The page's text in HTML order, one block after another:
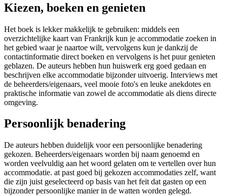
Kiezen, boeken en genieten
Het boek is lekker makkelijk te gebruiken: middels een
overzichtelijke kaart van Frankrijk kun je accommodatie zoeken in
het gebied waar je naartoe wilt, vervolgens kun je dankzij de
contactinformatie direct boeken en vervolgens is het puur genieten
geblazen. De auteurs hebben hun huiswerk erg goed gedaan en
beschrijven elke accommodatie bijzonder uitvoerig. Interviews met
de beheerders/eigenaars, veel mooie foto's en leuke anekdotes en
praktische informatie van zowel de accommodatie als diens directe
omgeving.
Persoonlijk benadering
De auteurs hebben duidelijk voor een persoonlijke benadering
gekozen. Beheerders/eigenaars worden bij naam genoemd en
worden veelvuldig aan het woord gelaten om te vertellen over hun
accommodatie. at past goed bij gekozen accommodaties zelf, want
die zijn juist geselecteerd op basis van het feit dat gasten op een
bijzonder persoonlijke manier in de watten worden gelegd.